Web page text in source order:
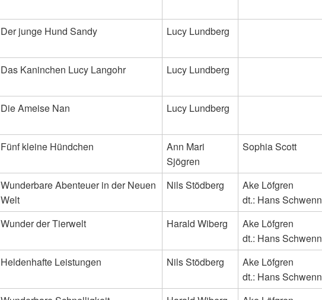
Der junge Hund Sandy Lucy Lundberg
Das Kaninchen Lucy Langohr Lucy Lundberg
Die Ameise Nan Lucy Lundberg
Fünf kleine Hündchen
Ann Mari
Sjögren
Sophia Scott
Wunderbare Abenteuer in der Neuen
Welt
Nils Stödberg
Ake Löfgren
dt.: Hans Schwenn
Wunder der Tierwelt Harald Wiberg
Ake Löfgren
dt.: Hans Schwenn
Heldenhafte Leistungen Nils Stödberg
Ake Löfgren
dt.: Hans Schwenn